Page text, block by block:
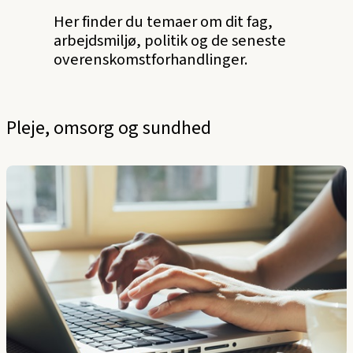
Her finder du temaer om dit fag,
arbejdsmiljø, politik og de seneste
overenskomstforhandlinger.
Pleje, omsorg og sundhed